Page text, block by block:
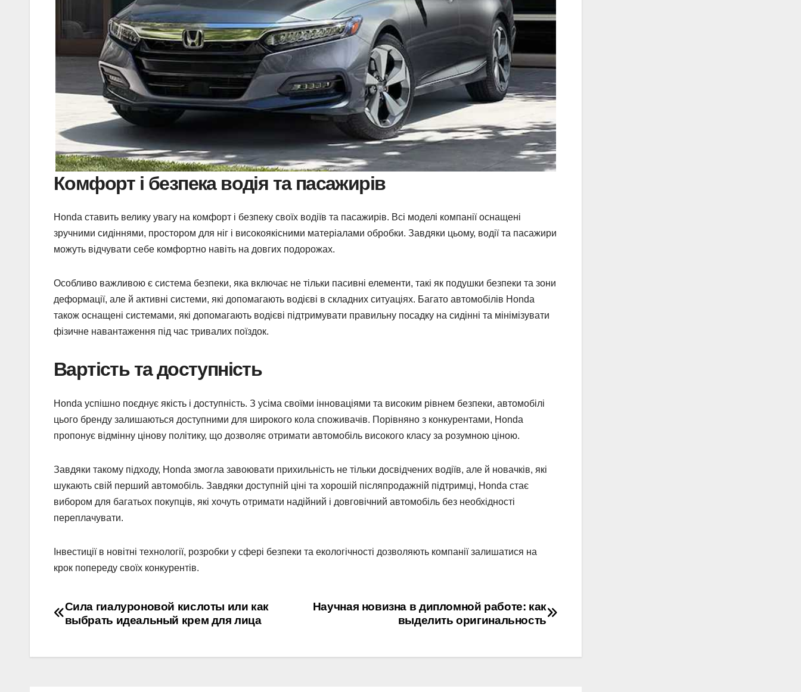
Комфорт і безпека водія та пасажирів
Honda ставить велику увагу на комфорт і безпеку своїх водіїв та пасажирів. Всі моделі компанії оснащені
зручними сидіннями, простором для ніг і високоякісними матеріалами обробки. Завдяки цьому, водії та пасажири
можуть відчувати себе комфортно навіть на довгих подорожах.
Особливо важливою є система безпеки, яка включає не тільки пасивні елементи, такі як подушки безпеки та зони
деформації, але й активні системи, які допомагають водієві в складних ситуаціях. Багато автомобілів Honda
також оснащені системами, які допомагають водієві підтримувати правильну посадку на сидінні та мінімізувати
фізичне навантаження під час тривалих поїздок.
Вартість та доступність
Honda успішно поєднує якість і доступність. З усіма своїми інноваціями та високим рівнем безпеки, автомобілі
цього бренду залишаються доступними для широкого кола споживачів. Порівняно з конкурентами, Honda
пропонує відмінну цінову політику, що дозволяє отримати автомобіль високого класу за розумною ціною.
Завдяки такому підходу, Honda змогла завоювати прихильність не тільки досвідчених водіїв, але й новачків, які
шукають свій перший автомобіль. Завдяки доступній ціні та хорошій післяпродажній підтримці, Honda стає
вибором для багатьох покупців, які хочуть отримати надійний і довговічний автомобіль без необхідності
переплачувати.
Інвестиції в новітні технології, розробки у сфері безпеки та екологічності дозволяють компанії залишатися на
крок попереду своїх конкурентів.
Навігація
Научная новизна в дипломной работе: как
выделить оригинальность
Сила гиалуроновой кислоты или как
выбрать идеальный крем для лица